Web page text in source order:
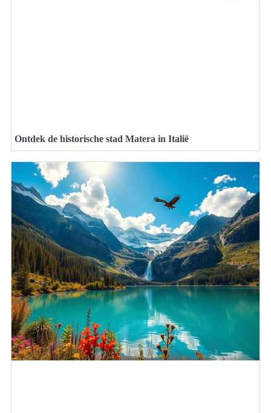
Ontdek de historische stad Matera in Italië